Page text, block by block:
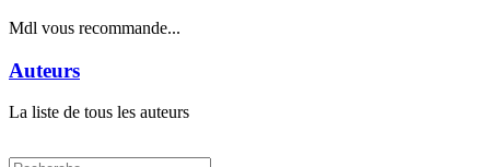
Mdl vous recommande...
Auteurs
La liste de tous les auteurs